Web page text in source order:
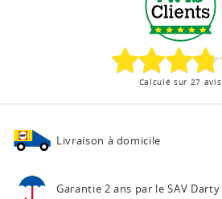
Calculé sur 27 avis
Livraison à domicile
Garantie 2 ans par le SAV Darty